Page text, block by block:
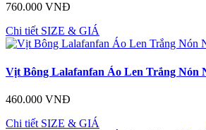
760.000 VNĐ
Chi tiết SIZE & GIÁ
Vịt Bông Lalafanfan Áo Len Trắng Nón
460.000 VNĐ
Chi tiết SIZE & GIÁ